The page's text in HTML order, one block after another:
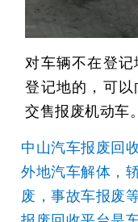
对车辆不在登
登记地的，可
交售报废机动车。
中山汽车报废回
外地汽车解体，
废，事故车报废